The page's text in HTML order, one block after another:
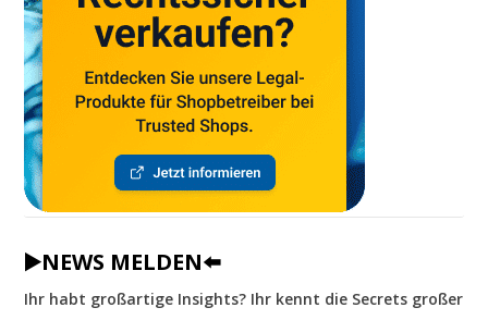
▶️NEWS MELDEN⬅️
Ihr habt großartige Insights? Ihr kennt die Secrets großer